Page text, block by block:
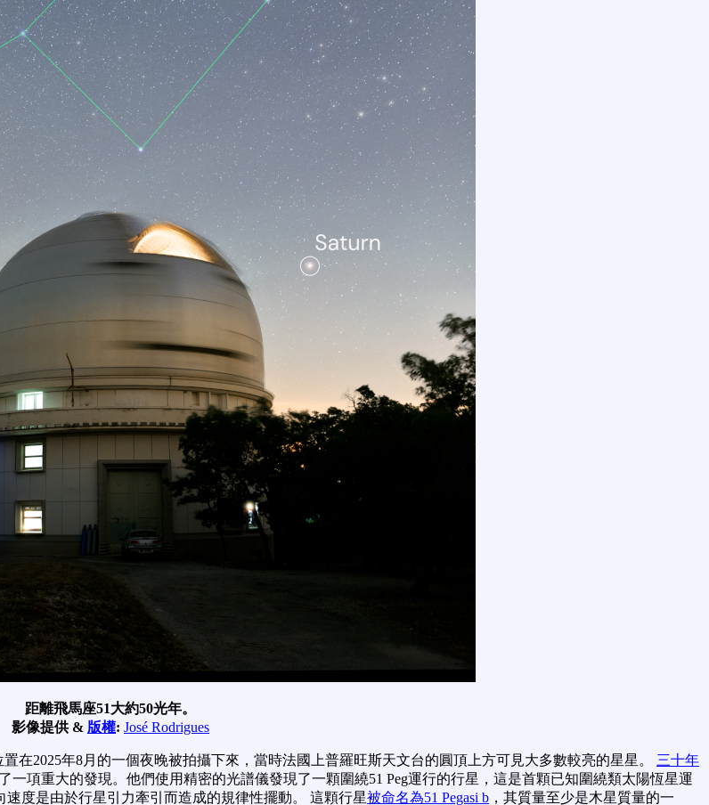
距離飛馬座51大約50光年。
影像提供 & 版權: José Rodrigues
在2025年8月的一個夜晚被拍攝下來，當時法國上普羅旺斯天文台的圓頂上方可見大多數較亮的星星。 三十年
一項重大的發現。他們使用精密的光譜儀發現了一顆圍繞51 Peg運行的行星，這是首顆已知圍繞類太陽恆星運
速度是由於行星引力牽引而造成的規律性擺動。 這顆行星被命名為51 Pegasi b ，其質量至少是木星質量的一